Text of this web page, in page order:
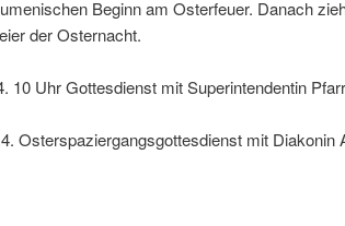
Beginn am Osterfeuer. Danach
der Osternacht.
10 Uhr Gottesdienst mit Superintendentin
Osterspaziergangsgottesdienst mit Diakonin